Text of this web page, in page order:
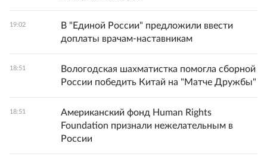
19:02
В "Единой России" предложили ввести
доплаты врачам-наставникам
18:51
Вологодская шахматистка помогла сборной
России победить Китай на "Матче Дружбы"
18:51
Американский фонд Human Rights
Foundation признали нежелательным в
России